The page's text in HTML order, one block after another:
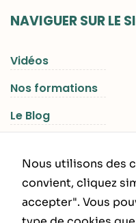
NAVIGUER SUR LE
Vidéos
Nos formations
Le Blog
INFORMATIONS
Nous utilisons des
convient, cliquez
accepter". Vous